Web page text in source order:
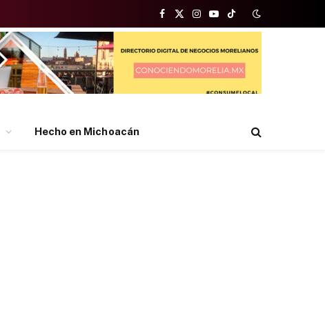
Facebook
X
(Twitter)
Instagram
YouTubeTikTok
Hecho en Michoacán